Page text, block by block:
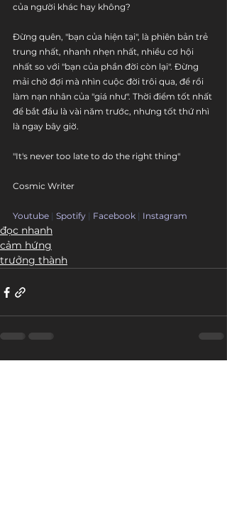
của người khác hay không?
Đừng quên, "bạn của hiện tại", là phiên bản trẻ
trung nhất, nhanh nhẹn nhất, nhiều cơ hội
nhất so với "bạn của phần đời còn lại". Đừng
mải chờ đợi mà nhìn cuộc đời trôi qua, để rồi
làm nạn nhân của "giá như". Thời điểm tốt nhất
để bắt đầu là vài năm trước, nhưng tốt thứ nhì
là ngay bây giờ.
"It's never too late to do the right thing"
Cosmic Writer
Youtube | Spotify | Facebook | Instagram
đọc nhanh
cảm hứng
trưởng thành